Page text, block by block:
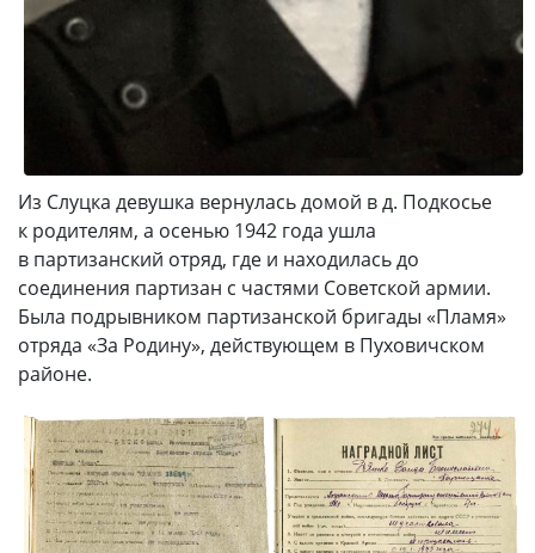
Из Слуцка девушка вернулась домой в д. Подкосье
к родителям, а осенью 1942 года ушла
в партизанский отряд, где и находилась до
соединения партизан с частями Советской армии.
Была подрывником партизанской бригады «Пламя»
отряда «За Родину», действующем в Пуховичском
районе.